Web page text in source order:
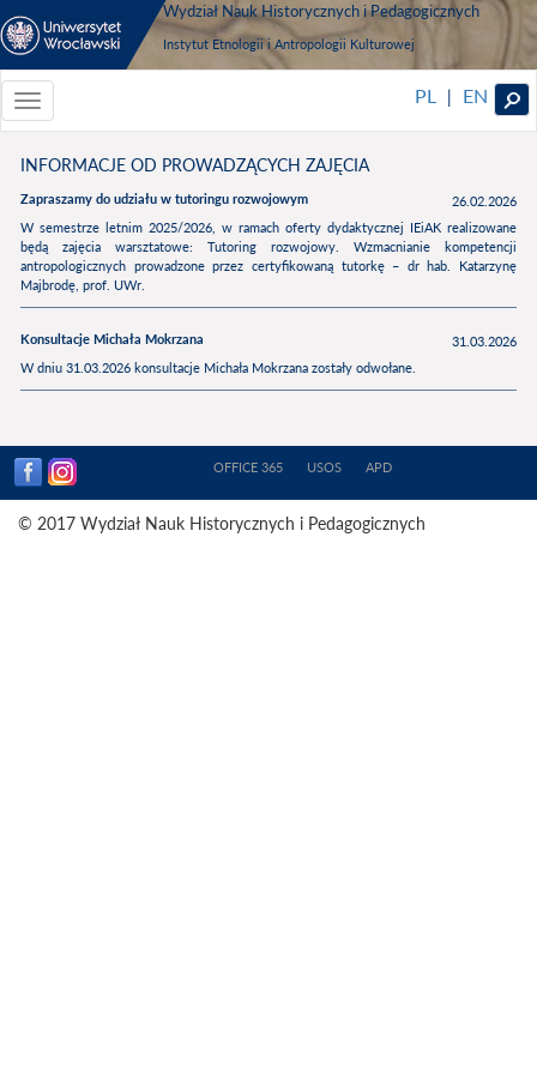
Wydział Nauk Historycznych i Pedagogicznych
Instytut Etnologii i Antropologii Kulturowej
Toggle
navigationToggle
PL | EN
INFORMACJE OD PROWADZĄCYCH ZAJĘCIA
Zapraszamy do udziału w tutoringu rozwojowym
26.02.2026
W semestrze letnim 2025/2026, w ramach oferty dydaktycznej IEiAK realizowane
będą zajęcia warsztatowe: Tutoring rozwojowy. Wzmacnianie kompetencji
antropologicznych prowadzone przez certyfikowaną tutorkę – dr hab. Katarzynę
Majbrodę, prof. UWr.
Konsultacje Michała Mokrzana
31.03.2026
W dniu 31.03.2026 konsultacje Michała Mokrzana zostały odwołane.
OFFICE 365 USOS APD
© 2017 Wydział Nauk Historycznych i Pedagogicznych